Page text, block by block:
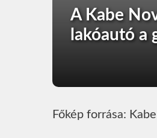
A Kabe
lakóautó a
Főkép forrása: Kabe